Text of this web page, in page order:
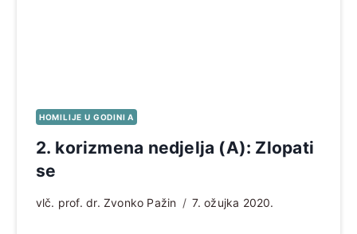
HOMILIJE U GODINI A
2. korizmena nedjelja (A): Zlopati
se
vlč. prof. dr. Zvonko Pažin 7. ožujka 2020.